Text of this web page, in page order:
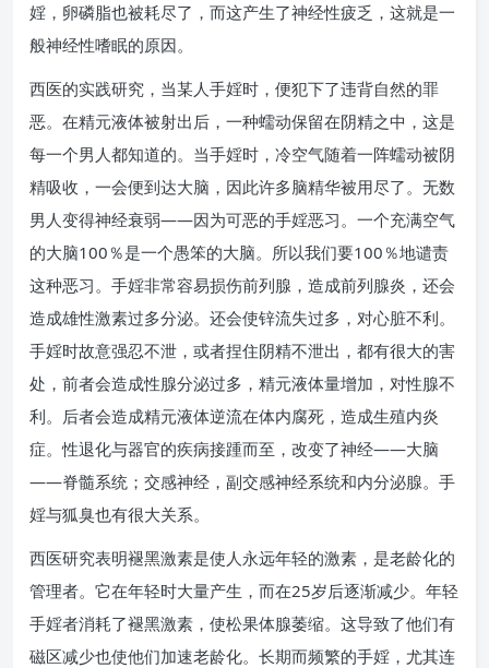
婬，卵磷脂也被耗尽了，而这产生了神经性疲乏，这就是一
般神经性嗜眠的原因。
西医的实践研究，当某人手婬时，便犯下了违背自然的罪
恶。在精元液体被射出后，一种蠕动保留在阴精之中，这是
每一个男人都知道的。当手婬时，冷空气随着一阵蠕动被阴
精吸收，一会便到达大脑，因此许多脑精华被用尽了。无数
男人变得神经衰弱——因为可恶的手婬恶习。一个充满空气
的大脑100％是一个愚笨的大脑。所以我们要100％地谴责
这种恶习。手婬非常容易损伤前列腺，造成前列腺炎，还会
造成雄性激素过多分泌。还会使锌流失过多，对心脏不利。
手婬时故意强忍不泄，或者捏住阴精不泄出，都有很大的害
处，前者会造成性腺分泌过多，精元液体量增加，对性腺不
利。后者会造成精元液体逆流在体内腐死，造成生殖内炎
症。性退化与器官的疾病接踵而至，改变了神经——大脑
——脊髓系统；交感神经，副交感神经系统和内分泌腺。手
婬与狐臭也有很大关系。
西医研究表明褪黑激素是使人永远年轻的激素，是老龄化的
管理者。它在年轻时大量产生，而在25岁后逐渐减少。年轻
手婬者消耗了褪黑激素，使松果体腺萎缩。这导致了他们有
磁区减少也使他们加速老龄化。长期而频繁的手婬，尤其连